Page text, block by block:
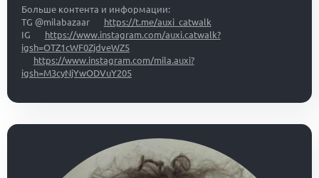
Больше контента и информации:
TG @milabazaar
https://t.me/auxi_catwalk
IG
https://www.instagram.com/auxi.catwalk?
igsh=OTZ1cWF0ZjdveWZ5
https://www.instagram.com/mila.auxi?
igsh=M3cyNjYwODVuY205